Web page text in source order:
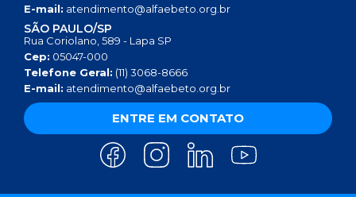
E-mail: atendimento@alfaebeto.org.br
SÃO PAULO/SP
Rua Coriolano, 589 - Lapa SP
Cep: 05047-000
Telefone Geral: (11) 3068-8666
E-mail: atendimento@alfaebeto.org.br
ENTRE EM CONTATO